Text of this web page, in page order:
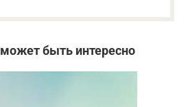
быть интересно